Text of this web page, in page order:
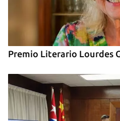
Premio Literario Lourdes